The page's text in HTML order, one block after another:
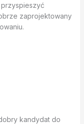
zaprojektowany
kandydat do